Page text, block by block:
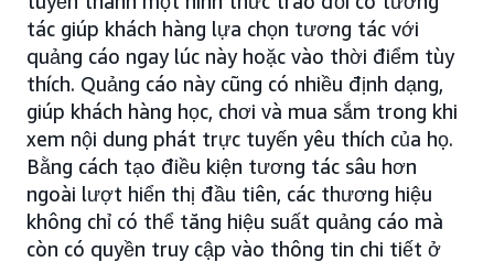
tác giúp khách hàng lựa chọn tương tác với
quảng cáo ngay lúc này hoặc vào thời điểm tùy
thích. Quảng cáo này cũng có nhiều định dạng,
giúp khách hàng học, chơi và mua sắm trong khi
xem nội dung phát trực tuyến yêu thích của họ.
Bằng cách tạo điều kiện tương tác sâu hơn
ngoài lượt hiển thị đầu tiên, các thương hiệu
không chỉ có thể tăng hiệu suất quảng cáo mà
còn có quyền truy cập vào thông tin chi tiết ở